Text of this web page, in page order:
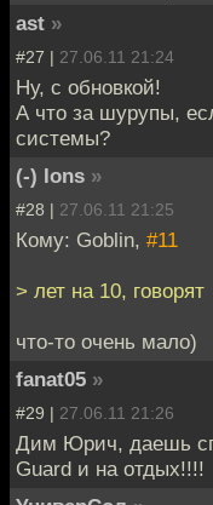
ast »
#27 | 27.06.11 21:24
Ну, с обновкой!
А что за шурупы,
системы?
(-) Ions »
#28 | 27.06.11 21:25
Кому: Goblin, #11
> лет на 10, говорят
что-то очень мало)
fanat05 »
#29 | 27.06.11 21:26
Дим Юрич, даешь
Guard и на отдых!!!!